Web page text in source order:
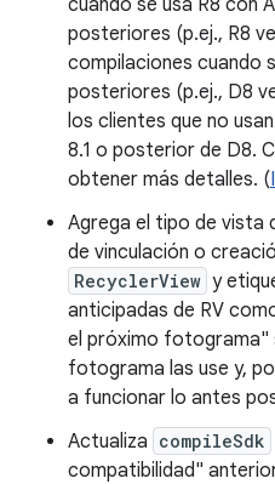
cuando se usa R8 con
posteriores (p.ej., R8
compilaciones cuando
posteriores (p.ej., D8
los clientes que no
8.1 o posterior de D8.
obtener más detalles. (
Agrega el tipo de vista
de vinculación o
RecyclerView y
anticipadas de RV
el próximo fotograma"
fotograma las use y,
a funcionar lo antes
Actualiza compileSdk
compatibilidad"